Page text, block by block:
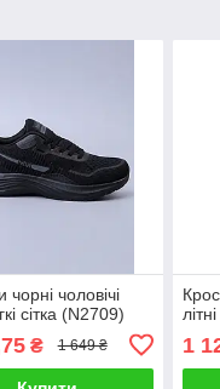
чорні чоловічі
сітка (N2709)
₴ 1 649 ₴ 1